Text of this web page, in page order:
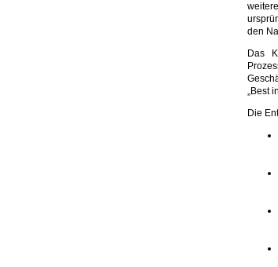
den
Das
„Best
Die